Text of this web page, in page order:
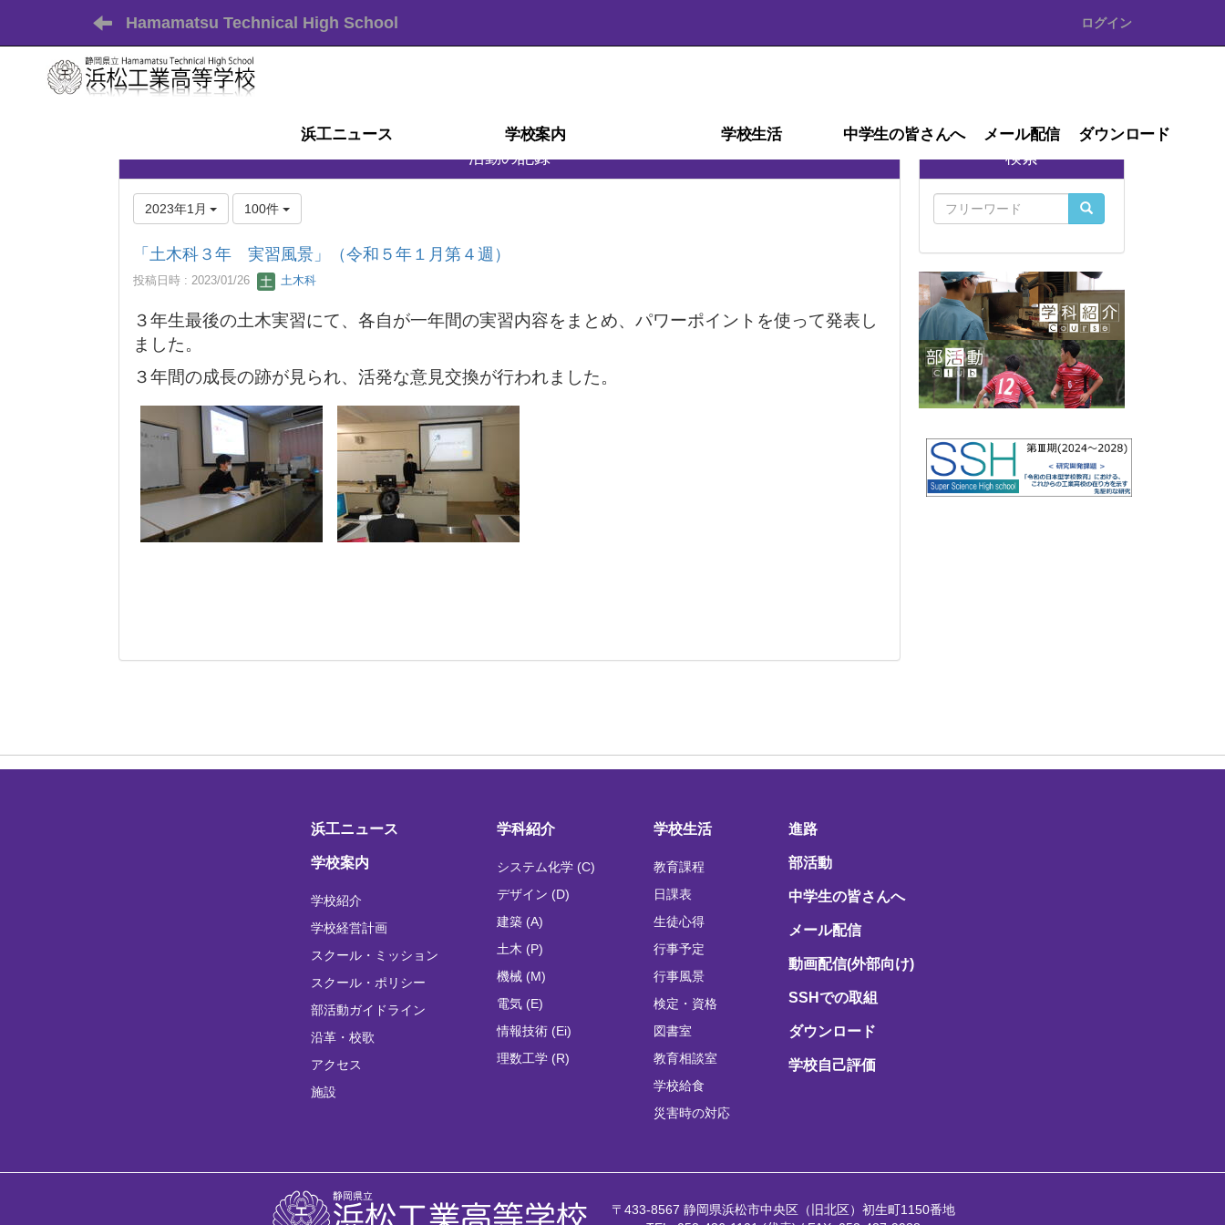
Hamamatsu Technical High School ログイン
浜工ニュース 学校案内
学校紹介
学校経営計画(学校自己評価)
スクール・ミッション
スクール・ポリシー
部活動ガイドライン
沿革・校歌
アクセス
施設
学校生活 中学生の皆さんへ メール配信 ダウンロード
活動の記録
2023年1月 100件
「土木科３年 実習風景」（令和５年１月第４週）
投稿日時 : 2023/01/26 土木科
３年生最後の土木実習にて、各自が一年間の実習内容をまとめ、パワーポイントを使って発表し
ました。
３年間の成長の跡が見られ、活発な意見交換が行われました。
検索
浜工ニュース
学校案内
学校紹介
学校経営計画
スクール・ミッション
スクール・ポリシー
部活動ガイドライン
沿革・校歌
アクセス
施設
学科紹介
システム化学 (C)
デザイン (D)
建築 (A)
土木 (P)
機械 (M)
電気 (E)
情報技術 (Ei)
理数工学 (R)
学校生活
教育課程
日課表
生徒心得
行事予定
行事風景
検定・資格
図書室
教育相談室
学校給食
災害時の対応
進路
部活動
中学生の皆さんへ
メール配信
動画配信(外部向け)
SSHでの取組
ダウンロード
学校自己評価
〒433-8567 静岡県浜松市中央区（旧北区）初生町1150番地